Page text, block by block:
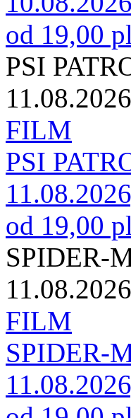
od 19,00
PSI
FILM
PSI
od 19,00
SPIDER-
FILM
SPIDER-